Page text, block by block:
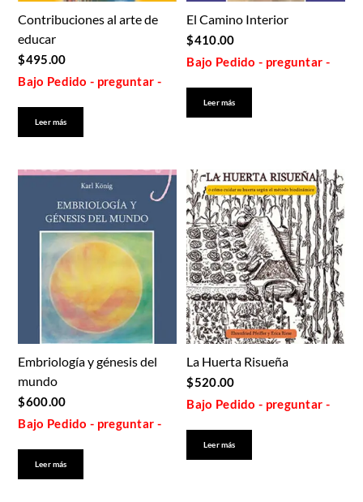
Contribuciones al arte de
educar
$495.00
Bajo Pedido - preguntar -
Leer más
El Camino Interior
$410.00
Bajo Pedido - preguntar -
Leer más
Embriología y génesis del
mundo
$600.00
Bajo Pedido - preguntar -
Leer más
La Huerta Risueña
$520.00
Bajo Pedido - preguntar -
Leer más